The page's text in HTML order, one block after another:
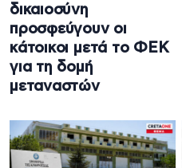
δικαιοσύνη
προσφεύγουν οι
κάτοικοι μετά το ΦΕΚ
για τη δομή
μεταναστών